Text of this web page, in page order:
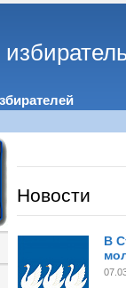
Новости
В